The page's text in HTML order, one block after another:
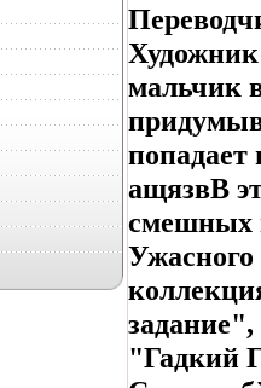
мальчик
попадает
ащязвВ
смешных
"Гадкий